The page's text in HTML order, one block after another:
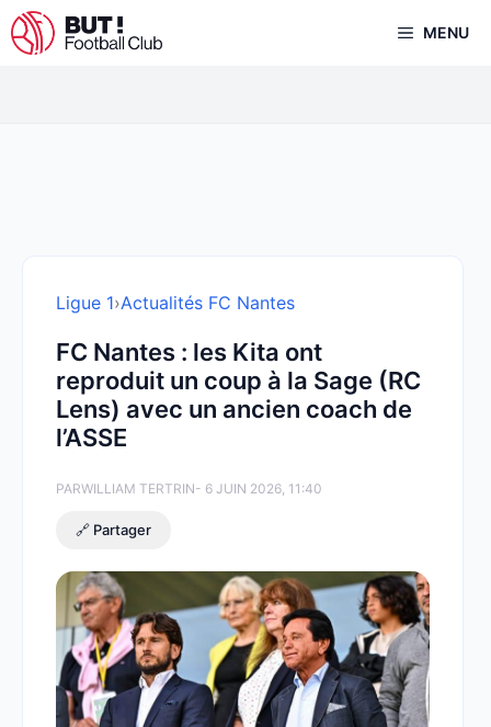
Aller
au
MENU
Ligue 1›Actualités FC Nantes
FC Nantes : les Kita ont
reproduit un coup à la Sage (RC
Lens) avec un ancien coach de
l’ASSE
PARWILLIAM TERTRIN- 6 JUIN 2026, 11:40
🔗 Partager